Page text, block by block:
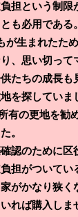
担という制
も必用である。
が生まれたた
、思い切って
たちの成長も
を探していま
有の更地を勧
。
認のために区
担がついてい
がかなり狭く
れば購入しま